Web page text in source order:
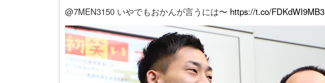
@7MEN3150 いやでもおかんが言うには〜 https://t.co/FDKdWI9MB3